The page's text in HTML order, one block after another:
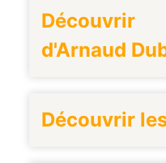
d'Arnaud
Découvrir